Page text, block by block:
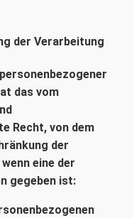
der Verarbeitung
das vom
Recht, von dem
der
eine der
gegeben ist: